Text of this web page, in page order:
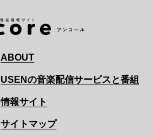
ABOUT
USENの音楽配信サービスと番組
情報サイト
サイトマップ